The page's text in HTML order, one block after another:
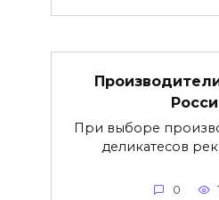
При выборе
деликатесов
0